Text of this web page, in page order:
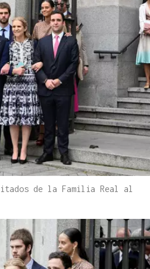
de la Familia Real al